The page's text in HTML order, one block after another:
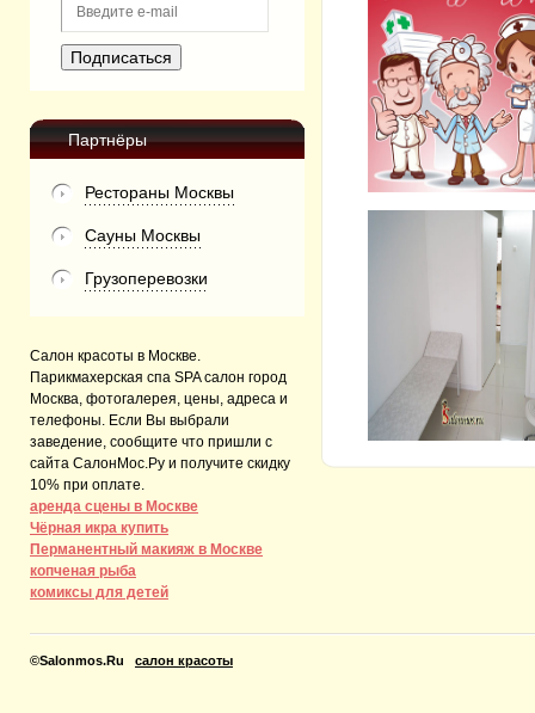
Партнёры
Рестораны Москвы
Сауны Москвы
Грузоперевозки
Салон красоты в Москве.
Парикмахерская спа SPA салон город
Москва, фотогалерея, цены, адреса и
телефоны. Если Вы выбрали
заведение, сообщите что пришли с
сайта СалонМос.Ру и получите скидку
10% при оплате.
аренда сцены в Москве
Чёрная икра купить
Перманентный макияж в Москве
копченая рыба
комиксы для детей
©Salonmos.Ru салон красоты